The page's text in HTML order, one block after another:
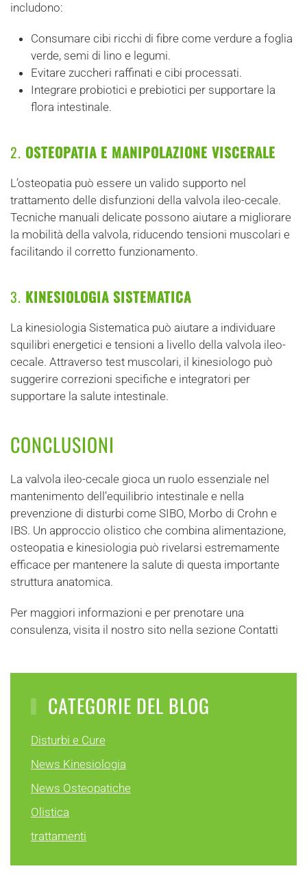
includono:
Consumare cibi ricchi di fibre come verdure a foglia
verde, semi di lino e legumi.
Evitare zuccheri raffinati e cibi processati.
Integrare probiotici e prebiotici per supportare la
flora intestinale.
2. OSTEOPATIA E MANIPOLAZIONE VISCERALE
L’osteopatia può essere un valido supporto nel
trattamento delle disfunzioni della valvola ileo-cecale.
Tecniche manuali delicate possono aiutare a migliorare
la mobilità della valvola, riducendo tensioni muscolari e
facilitando il corretto funzionamento.
3. KINESIOLOGIA SISTEMATICA
La kinesiologia Sistematica può aiutare a individuare
squilibri energetici e tensioni a livello della valvola ileo-
cecale. Attraverso test muscolari, il kinesiologo può
suggerire correzioni specifiche e integratori per
supportare la salute intestinale.
CONCLUSIONI
La valvola ileo-cecale gioca un ruolo essenziale nel
mantenimento dell’equilibrio intestinale e nella
prevenzione di disturbi come SIBO, Morbo di Crohn e
IBS. Un approccio olistico che combina alimentazione,
osteopatia e kinesiologia può rivelarsi estremamente
efficace per mantenere la salute di questa importante
struttura anatomica.
Per maggiori informazioni e per prenotare una
consulenza, visita il nostro sito nella sezione Contatti
CATEGORIE DEL BLOG
Disturbi e Cure
News Kinesiologia
News Osteopatiche
Olistica
trattamenti